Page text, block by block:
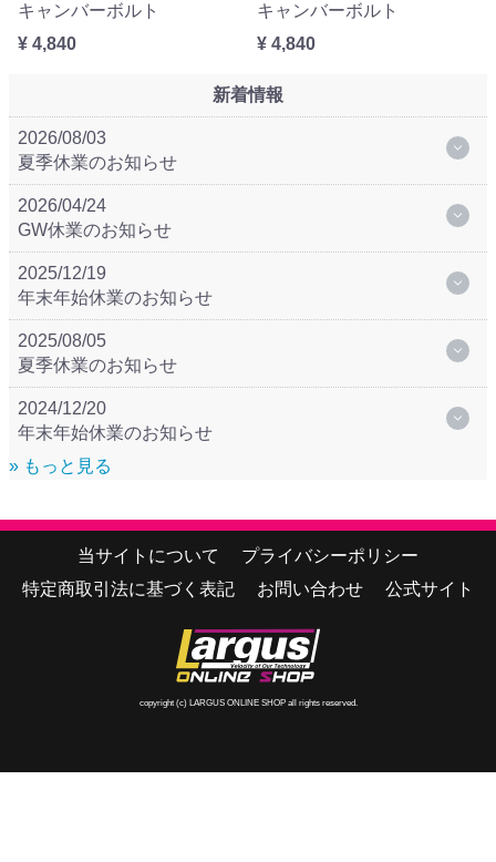
キャンバーボルト
¥ 4,840
キャンバーボルト
¥ 4,840
新着情報
2026/08/03
夏季休業のお知らせ
2026/04/24
GW休業のお知らせ
2025/12/19
年末年始休業のお知らせ
2025/08/05
夏季休業のお知らせ
2024/12/20
年末年始休業のお知らせ
» もっと見る
当サイトについて
プライバシーポリシー
特定商取引法に基づく表記
お問い合わせ 公式サイト
copyright (c) LARGUS ONLINE SHOP all rights reserved.